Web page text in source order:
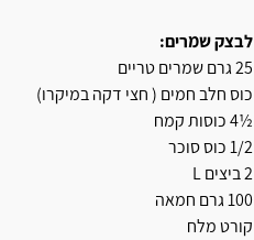
לבצק שמרים:
25 גרם שמרים טריים
כוס חלב חמים ( חצי דקה במיקרו)
½4 כוסות קמח
1/2 כוס סוכר
2 ביצים L
100 גרם חמאה
קורט מלח